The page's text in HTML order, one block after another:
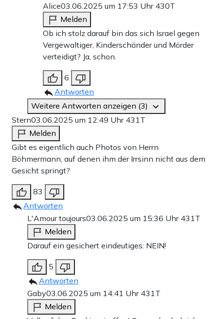
Alice03.06.2025 um 17:53 Uhr 430T
Melden
Ob ich stolz darauf bin das sich Israel gegen
Vergewaltiger, Kinderschänder und Mörder
verteidigt? Ja, schon.
6
Antworten
Weitere Antworten anzeigen (3)
Stern03.06.2025 um 12:49 Uhr 431T
Melden
Gibt es eigentlich auch Photos von Herrn
Böhmermann, auf denen ihm der Irrsinn nicht aus dem
Gesicht springt?
83
Antworten
L'Amour toujours03.06.2025 um 15:36 Uhr 431T
Melden
Darauf ein gesichert eindeutiges: NEIN!
5
Antworten
Gaby03.06.2025 um 14:41 Uhr 431T
Melden